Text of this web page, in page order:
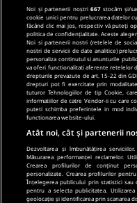
Noi și partenerii noștri667 stocăm și/
cookie unici pentru prelucrarea datelor
făcând clic mai jos, respectiv vă puteți
politica de confidențialitate. Aceste
Noi si partenerii nostri (retelele de
nostri de servicii de date analitice)
personaliza continutul si anunturile
va oferi functionalitati aferente retelelor
drepturile prevazute de art. 15-22 din
drepturi pot fi exercitate prin
tuturor Tehnologiilor de tip Cookie,
informatiilor de catre Vendor-ii cu care
puteti schimba preferintele in mod
functionarea website-ului.
Atât noi, cât și partenerii
Dezvoltarea și îmbunătățirea
Măsurarea performanței reclamelor.
Crearea profilurilor de conținut
personalizate. Crearea profilurilor
Înțelegerea publicului prin statistici sau
pentru a selecta publicitatea.
geolocație și identificarea prin scanarea